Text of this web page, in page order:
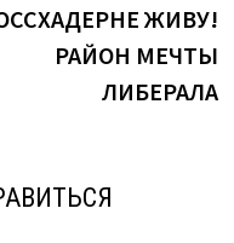
ЖИВУ!
РАЙОН МЕЧТЫ
ЛИБЕРАЛА